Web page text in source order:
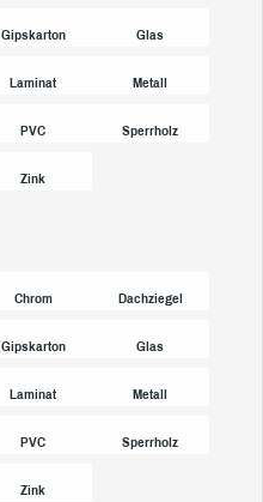
Gipskarton Glas
Laminat Metall
PVC Sperrholz
Zink
Chrom Dachziegel
Gipskarton Glas
Laminat Metall
PVC Sperrholz
Zink